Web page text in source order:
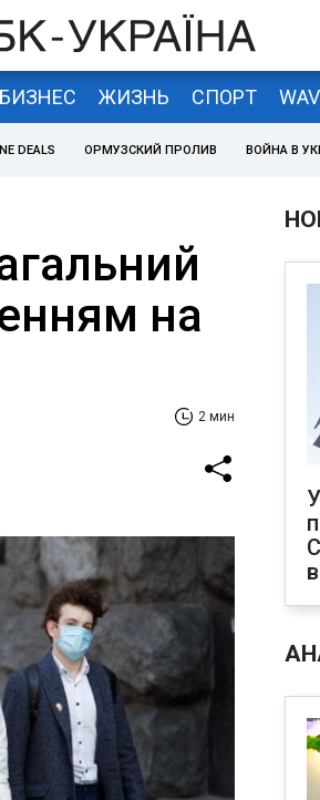
БИЗНЕС ЖИЗНЬ СПОРТ
DEALS ОРМУЗСКИЙ ПРОЛИВ ВОЙНА В
на
2 мин